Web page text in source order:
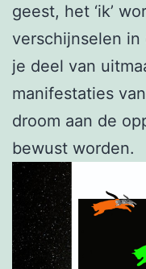
geest, het ‘ik’
verschijnselen
je deel van
manifestaties
droom aan de
bewust worden.